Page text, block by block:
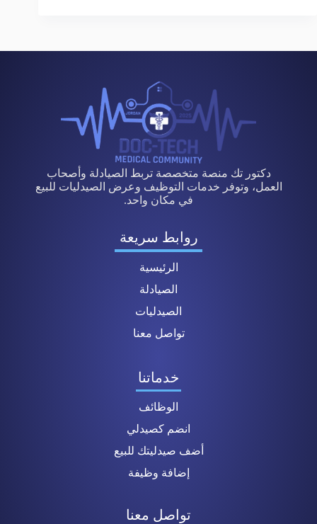
دكتور تك منصة متخصصة تربط الصيادلة وأصحاب
العمل، وتوفر خدمات التوظيف وعرض الصيدليات للبيع
في مكان واحد.
روابط سريعة
الرئيسية
الصيادلة
الصيدليات
تواصل معنا
خدماتنا
الوظائف
انضم كصيدلي
أضف صيدليتك للبيع
إضافة وظيفة
تواصل معنا